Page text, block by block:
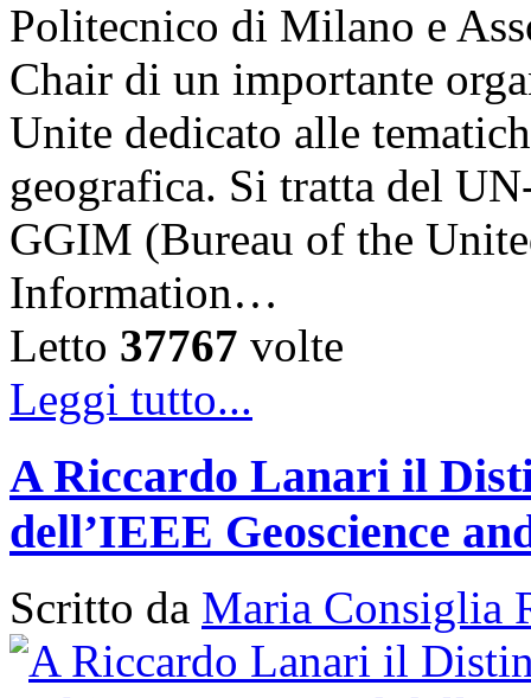
Politecnico di Milano e
Chair di un importante
Unite dedicato alle
geografica. Si tratta del
GGIM (Bureau of the
Information…
Letto 37767 volte
Leggi tutto...
A Riccardo Lanari il
dell’IEEE Geoscience
Scritto da Maria Consiglia